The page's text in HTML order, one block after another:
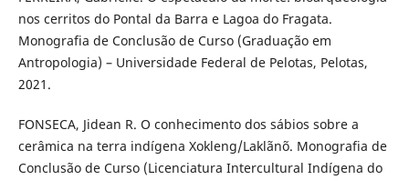
nos cerritos do Pontal da Barra e Lagoa do Fragata.
Monografia de Conclusão de Curso (Graduação em
Antropologia) – Universidade Federal de Pelotas, Pelotas,
2021.
FONSECA, Jidean R. O conhecimento dos sábios sobre a
cerâmica na terra indígena Xokleng/Laklãnõ. Monografia de
Conclusão de Curso (Licenciatura Intercultural Indígena do